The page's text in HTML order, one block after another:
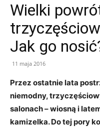
Wielki
Jak go
11 maja 2016
Przez ostatnie lata
niemodny,
salonach – wiosną i
kamizelka. Do tej pory